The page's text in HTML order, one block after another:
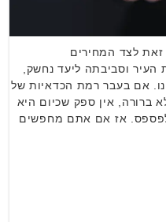
לצד המחירים
וסביבתה ליעד נחשק,
אם בעבר רמת הכדאיות של
ברורה, אין ספק שכיום היא
אז אם אתם מחפשים